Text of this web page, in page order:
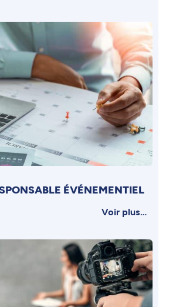
ÉVÉNEMENTIEL
Voir plus…